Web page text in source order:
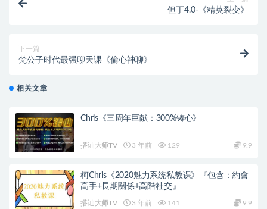
但丁4.0-《精英裂变》
下一篇
梵公子时代最强聊天课《偷心神聊》
相关文章
Chris《三周年巨献：300%铸心》
搭讪大师TV 3 年前 129 9.9
柯Chris《2020魅力系统私教课》『包含：約會
高手+長期關係+高階社交』
搭讪大师TV 3 年前 141 9.9